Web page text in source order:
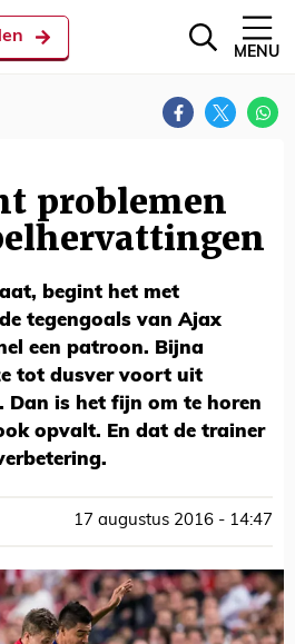
MENU
problemen
begint het met
tegengoals van Ajax
een patroon. Bijna
tot dusver voort uit
is het fijn om te horen
opvalt. En dat de trainer
17 augustus 2016 - 14:47